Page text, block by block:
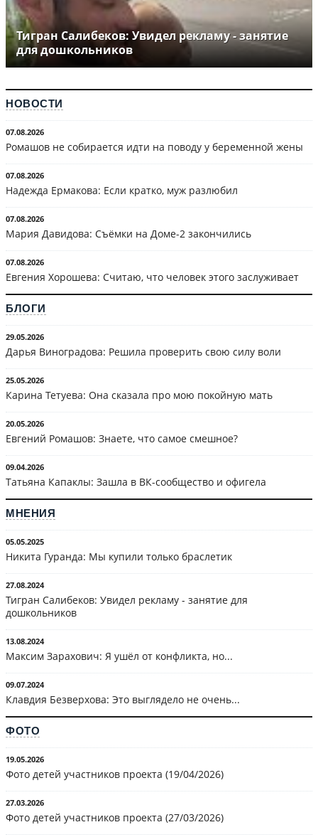
Тигран Салибеков: Увидел рекламу - занятие
для дошкольников
НОВОСТИ
07.08.2026
Ромашов не собирается идти на поводу у беременной жены
07.08.2026
Надежда Ермакова: Если кратко, муж разлюбил
07.08.2026
Мария Давидова: Съёмки на Доме-2 закончились
07.08.2026
Евгения Хорошева: Считаю, что человек этого заслуживает
БЛОГИ
29.05.2026
Дарья Виноградова: Решила проверить свою силу воли
25.05.2026
Карина Тетуева: Она сказала про мою покойную мать
20.05.2026
Евгений Ромашов: Знаете, что самое смешное?
09.04.2026
Татьяна Капаклы: Зашла в ВК-сообщество и офигела
МНЕНИЯ
05.05.2025
Никита Гуранда: Мы купили только браслетик
27.08.2024
Тигран Салибеков: Увидел рекламу - занятие для
дошкольников
13.08.2024
Максим Зарахович: Я ушёл от конфликта, но...
09.07.2024
Клавдия Безверхова: Это выглядело не очень...
ФОТО
19.05.2026
Фото детей участников проекта (19/04/2026)
27.03.2026
Фото детей участников проекта (27/03/2026)